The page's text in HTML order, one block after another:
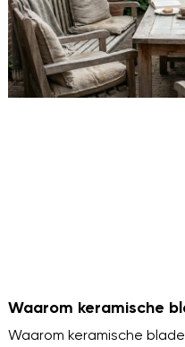
Waarom keramische
zijn voor buiten dineren
Waarom keramische